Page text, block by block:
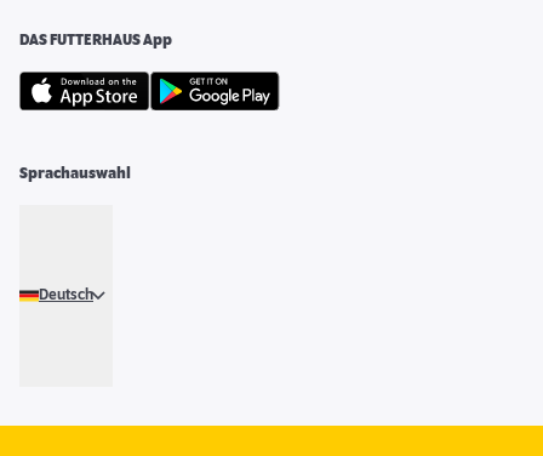
DAS FUTTERHAUS App
Sprachauswahl
Deutsch